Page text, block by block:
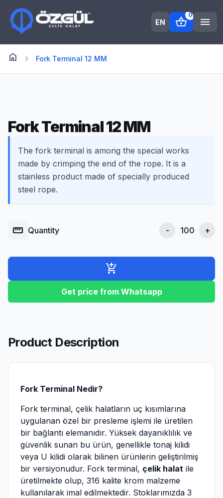
EN shopping_basket
0
menu
home Anasayfa
chevron_right Fork Terminal 12 MM
Fork Terminal 12 MM
The fork terminal is among the special works
made by crimping the end of the rope. It is a
stainless product made of specially produced
steel rope.
straighten Quantity - +
add_shopping_cart
Get price from Whatsapp
Product Description
Fork Terminal Nedir?
Fork terminal, çelik halatların uç kısımlarına
uygulanan özel bir presleme işlemi ile üretilen
bir bağlantı elemanıdır. Yüksek dayanıklılık ve
güvenlik sunan bu ürün, genellikle tonaj kilidi
veya U kilidi olarak bilinen ürünlerin geliştirilmiş
bir versiyonudur. Fork terminal, çelik halat ile
üretilmekte olup, 316 kalite krom malzeme
kullanılarak imal edilmektedir. Stoklarımızda 3